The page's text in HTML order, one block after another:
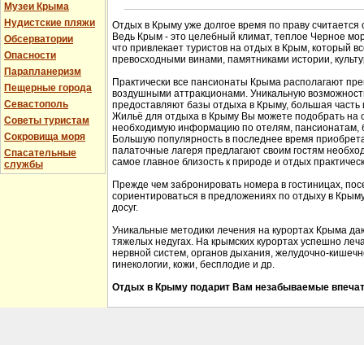
Музеи Крыма
Нудистские пляжи
Обсерватории
Опасности
Парапланеризм
Пещерные города
Севастополь
Советы туристам
Сокровища моря
Спасательные
службы
Лічільник відвідувачів
Отдых в Крыму уже долгое время по праву
Ведь Крым - это целебный климат, теплое Черное
что привлекает туристов на отдых в Крым, который
превосходными винами, памятниками истории,
Практически все пансионаты Крыма располагают
воздушными аттракционами. Уникальную
предоставляют базы отдыха в Крыму, большая
Жильё для отдыха в Крыму Вы можете подобрать на
необходимую информацию по отелям, пансионатам,
Большую популярность в последнее время
палаточные лагеря предлагают своим гостям
самое главное близость к природе и отдых
Прежде чем забронировать номера в гостиницах,
сориентироваться в предложениях по отдыху в
досуг.
Уникальные методики лечения на курортах Крыма
тяжелых недугах. На крымских курортах успешно
нервной систем, органов дыхания, желудочно-
гинекологии, кожи, бесплодие и др.
Отдых в Крыму подарит Вам незабываемые